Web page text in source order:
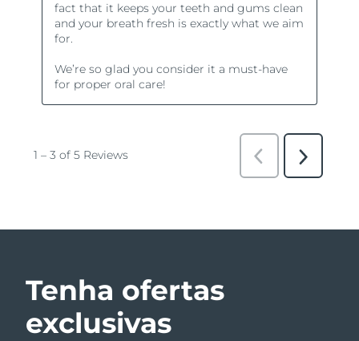
Tenha ofertas
exclusivas